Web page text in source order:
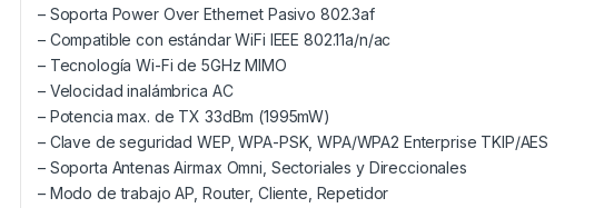
– Soporta Power Over Ethernet Pasivo 802.3af
– Compatible con estándar WiFi IEEE 802.11a/n/ac
– Tecnología Wi-Fi de 5GHz MIMO
– Velocidad inalámbrica AC
– Potencia max. de TX 33dBm (1995mW)
– Clave de seguridad WEP, WPA-PSK, WPA/WPA2 Enterprise TKIP/AES
– Soporta Antenas Airmax Omni, Sectoriales y Direccionales
– Modo de trabajo AP, Router, Cliente, Repetidor